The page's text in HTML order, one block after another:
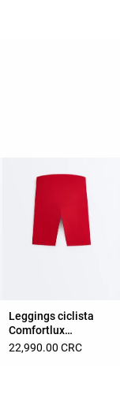
Leggings ciclista
Comfortlux
premamá 20 cm
22,990.00 CRC